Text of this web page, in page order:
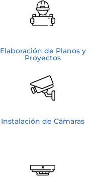
Elaboración de Planos y
Proyectos
Instalación de Cámaras